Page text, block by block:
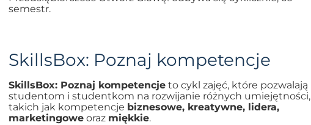
semestr.
SkillsBox: Poznaj kompetencje
SkillsBox: Poznaj kompetencjeto cykl zajęć, które pozwalają
studentom i studentkom na rozwijanie różnych umiejętności,
takich jak kompetencje biznesowe, kreatywne, lidera,
marketingoweoraz miękkie.